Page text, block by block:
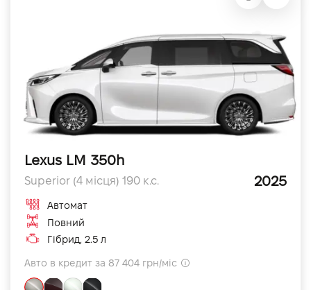
Lexus LM 350h
Superior (4 місця) 190 к.с. 2025
Автомат
Повний
Гібрид, 2.5 л
Авто в кредит за 87 404 грн/міс